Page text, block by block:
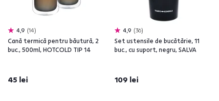
4,9 14
Cană termică pentru băutură, 2
buc., 500ml, HOTCOLD TIP 14
45 lei
4,9 36
Set ustensile de bucătărie, 11
buc., cu suport, negru, SALVA
109 lei